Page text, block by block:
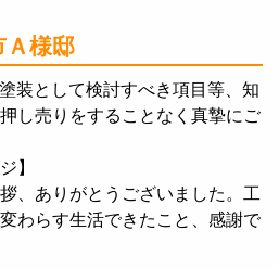
Ａ様邸
装として検討すべき項目等、知
し売りをすることなく真摯にご
】
、ありがとうございました。工
わらす生活できたこと、感謝で